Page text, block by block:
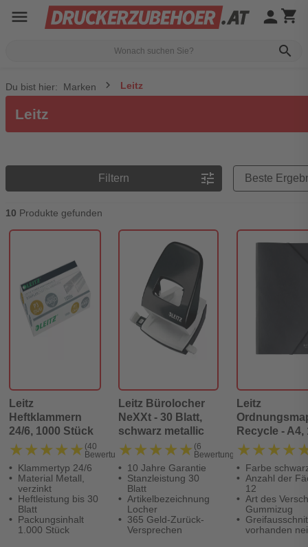
menu
search
person shopping_cart
Du bist hier: Marken Leitz
Leitz
Filtern tune
10 Produkte gefunden
Leitz
Heftklammern
24/6, 1000 Stück
★★★★★
★★★★★ (40
Bewertungen)
Klammertyp 24/6
Material Metall,
verzinkt
Heftleistung bis 30
Blatt
Packungsinhalt
1.000 Stück
Leitz Bürolocher
NeXXt - 30 Blatt,
schwarz metallic
★★★★★
★★★★★ (6
Bewertungen)
10 Jahre Garantie
Stanzleistung 30
Blatt
Artikelbezeichnung
Locher
365 Geld-Zurück-
Versprechen
Leitz
Recycle - A4,
Fächer,
(RC), ,
Farbe
Anzahl der
12
Art des
Gummizug
vorhanden